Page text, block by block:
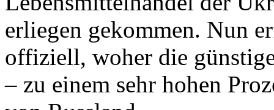
erliegen gekommen. Nun
offiziell, woher die
– zu einem sehr hohen